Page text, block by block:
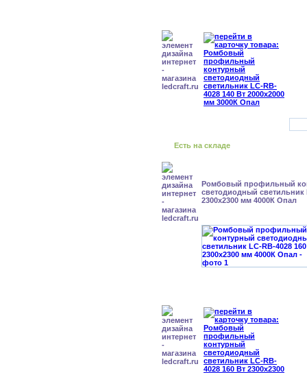
Есть на складе
Ромбовый профильный
светодиодный светильник
2300x2300 мм 4000К Опал